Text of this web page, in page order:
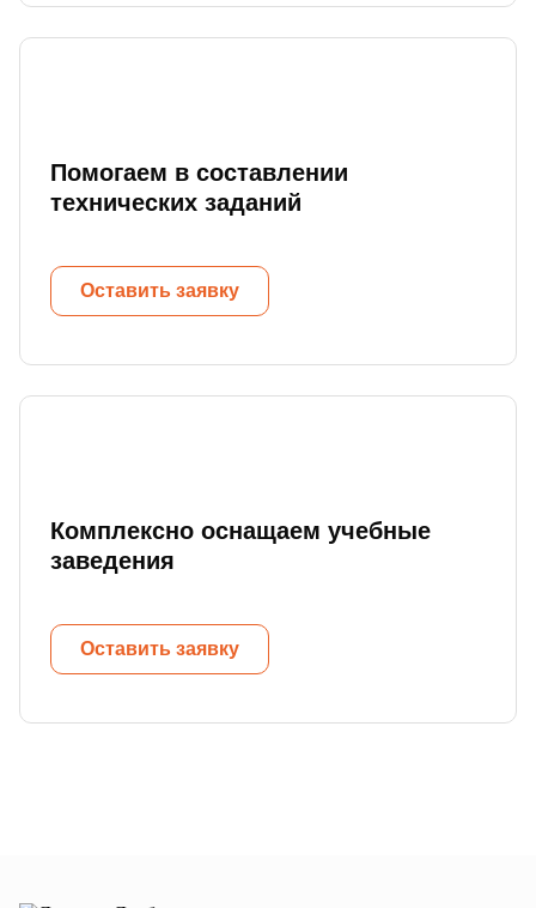
Помогаем в составлении
технических заданий
Оставить заявку
Комплексно оснащаем учебные
заведения
Оставить заявку